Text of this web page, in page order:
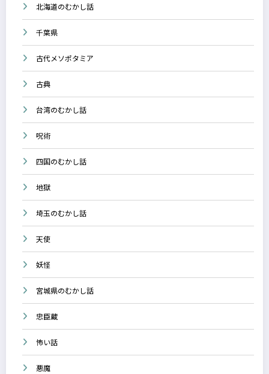
北海道のむかし話
千葉県
古代メソポタミア
古典
台湾のむかし話
呪術
四国のむかし話
地獄
埼玉のむかし話
天使
妖怪
宮城県のむかし話
忠臣蔵
怖い話
悪魔